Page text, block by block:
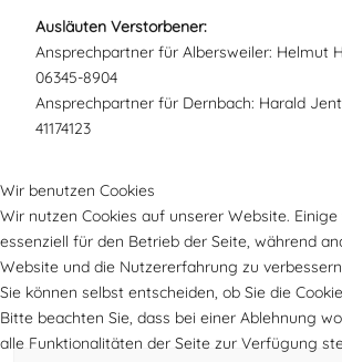
Ausläuten Verstorbener:
Ansprechpartner für Albersweiler: Helmut
06345-8904
Ansprechpartner für Dernbach: Harald
41174123
Vorheriger Beitrag: Presbyterium
Zurück
Wir benutzen Cookies
Wir nutzen Cookies auf unserer Website.
essenziell für den Betrieb der Seite, während
Website und die Nutzererfahrung zu
Sie können selbst entscheiden, ob Sie die
Bitte beachten Sie, dass bei einer Ablehnung
alle Funktionalitäten der Seite zur Verfügung